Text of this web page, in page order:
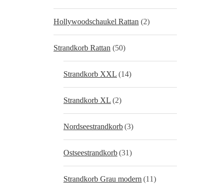
Hollywoodschaukel Rattan (2)
Strandkorb Rattan (50)
Strandkorb XXL (14)
Strandkorb XL (2)
Nordseestrandkorb(3)
Ostseestrandkorb(31)
Strandkorb Grau modern (11)